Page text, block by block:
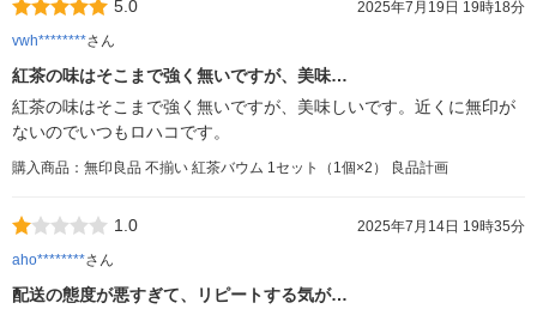
5.0
2025年7月19日 19時18分
vwh********さん
紅茶の味はそこまで強く無いですが、美味…
紅茶の味はそこまで強く無いですが、美味しいです。近くに無印が
ないのでいつもロハコです。
購入商品：無印良品 不揃い 紅茶バウム 1セット（1個×2） 良品計画
1.0
2025年7月14日 19時35分
aho********さん
配送の態度が悪すぎて、リピートする気が…